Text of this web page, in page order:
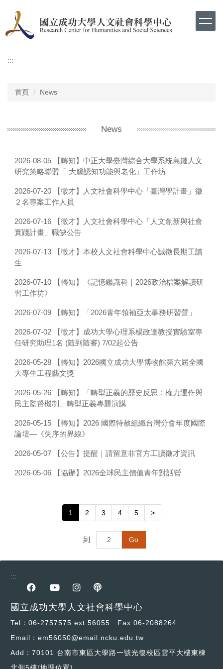
要
容
:::
首頁 News
News
2026-08-05
【轉知】中正大學臺灣綜合大學系統島鏈人文
研究策略聯盟「 大腦認知功能與老化」工作坊
2026-07-20
【徵才】人文社會科學中心「臺灣學計畫」徵
２名專案工作人員
2026-07-16
【徵才】人文社會科學中心「人文創新與社會
實踐計畫」職缺公告
2026-07-13
【徵才】本校人文社會科學中心誠徵長期工讀
生
2026-07-10
【轉知】《記憶鑑識科｜2026政治檔案解讀研
習工作坊》
2026-07-09 【轉知】「2026青年領袖亞太事務研習營」
2026-07-02
【徵才】成功大學心理系楊政達教授實驗室專
任研究助理1名 (隨到隨審) 7/02起公告
2026-05-28
【轉知】2026國立成功大學博物館第六屆全國
大專生工程藝文獎
2026-05-26
【轉知】「轉型正義的歷史反思：權力運作與
民主監督機制」轉型正義專題演講
2026-05-15
【轉知】2026 國際特赦組織台灣分會年度國際
論壇—《失序的界線》
2026-05-07 【公告】提醒｜請留意非官方工讀徵才資訊
2026-05-06 【協辦】2026全球民主價值青年對話營
1 2 3 4 5 >
到 Go
:::
前往Facebook專區
前往youtube專區
前往instagram專區
前往podcast專區
國立成功大學人文社會科學中心
Tel：06-2757575 ext.56055 Fax:06-2088264
Email：em56050@email.ncku.edu.tw
Add：70101 台南市東區大學路一號光復校區雲平大樓東棟